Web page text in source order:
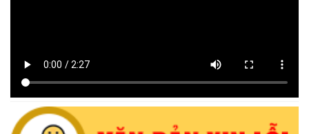
08 năm 2026
(28/07/2026, 16:27)
Uỷ ban nhân dân xã Krông Bông Thông báo lịch Tiếp công
dân định kỳ tháng 07 năm 2026 của Chủ tịch UBND xã